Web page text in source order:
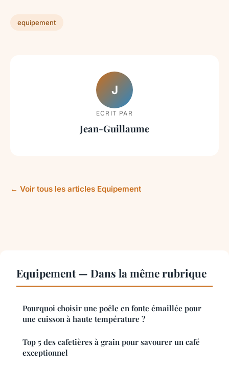
equipement
J
ECRIT PAR
Jean-Guillaume
← Voir tous les articles Equipement
Equipement — Dans la même rubrique
Pourquoi choisir une poêle en fonte émaillée pour
une cuisson à haute température ?
Top 5 des cafetières à grain pour savourer un café
exceptionnel